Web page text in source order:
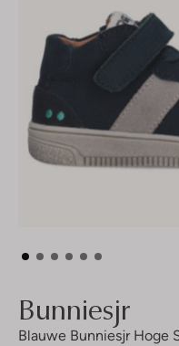
Bunniesjr
Blauwe Bunniesjr Hoge